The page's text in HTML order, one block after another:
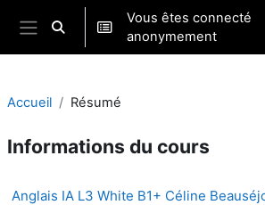
Passer au contenu principal
Panneau latéral
Activer/désactiver la saisie de
Vous êtes connecté
anonymement
Accueil Résumé
Informations du cours
Anglais IA L3 White B1+ Céline